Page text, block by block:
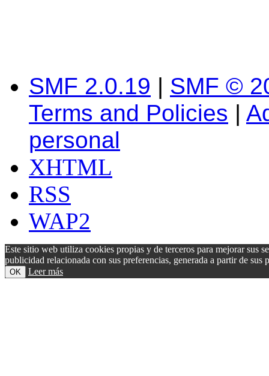
SMF 2.0.19 | SMF ©
Terms and Policies |
personal
XHTML
RSS
WAP2
Este sitio web utiliza cookies propias y de terceros para mejorar sus
publicidad relacionada con sus preferencias, generada a partir de
OK Leer más